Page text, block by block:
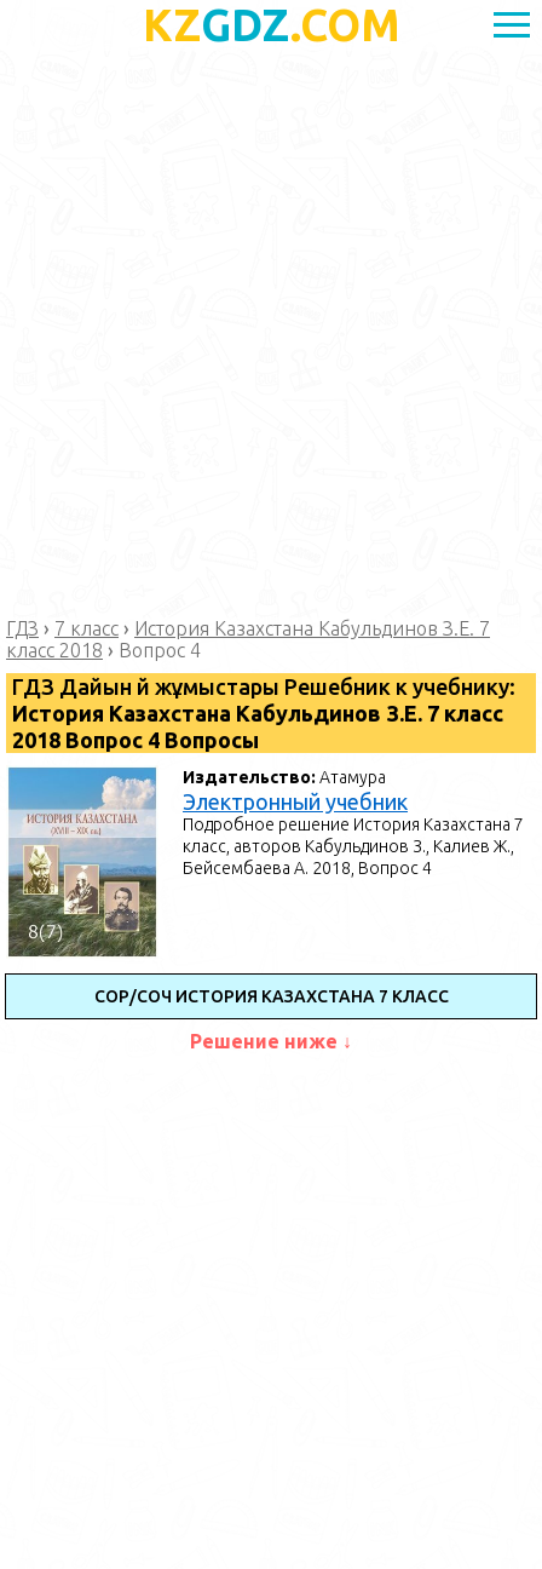
KZGDZ.COM
ГДЗ › 7 класс › История Казахстана Кабульдинов З.Е. 7
класс 2018 › Вопрос 4
ГДЗ Дайын үй жұмыстары Решебник к учебнику:
История Казахстана Кабульдинов З.Е. 7 класс
2018 Вопрос 4 Вопросы
Издательство:Атамура
Электронный учебник
Подробное решение История Казахстана 7
класс, авторов Кабульдинов З., Калиев Ж.,
Бейсембаева А. 2018, Вопрос 4
СОР/СОЧ ИСТОРИЯ КАЗАХСТАНА 7 КЛАСС
Решение ниже ↓